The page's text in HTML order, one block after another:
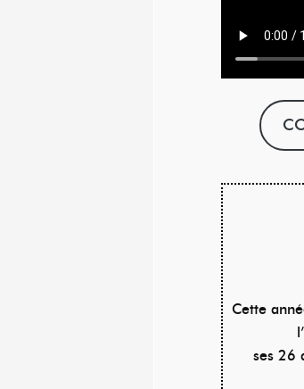
Cette
ses 26